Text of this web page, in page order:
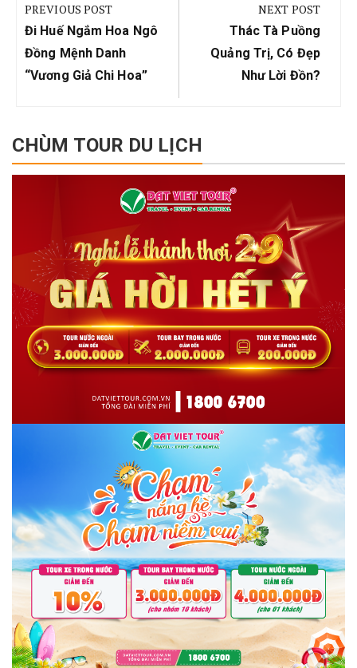
bài
viết
PREVIOUS POST
Previous
Post:
Đi Huế Ngắm Hoa Ngô
Đồng Mệnh Danh
“Vương Giả Chi Hoa”
NEXT POST
Next
Post:
Thác Tà Puồng
Quảng Trị, Có Đẹp
Như Lời Đồn?
CHÙM TOUR DU LỊCH